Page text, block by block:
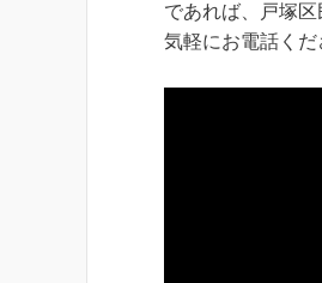
であれば、戸塚
気軽にお電話くだ